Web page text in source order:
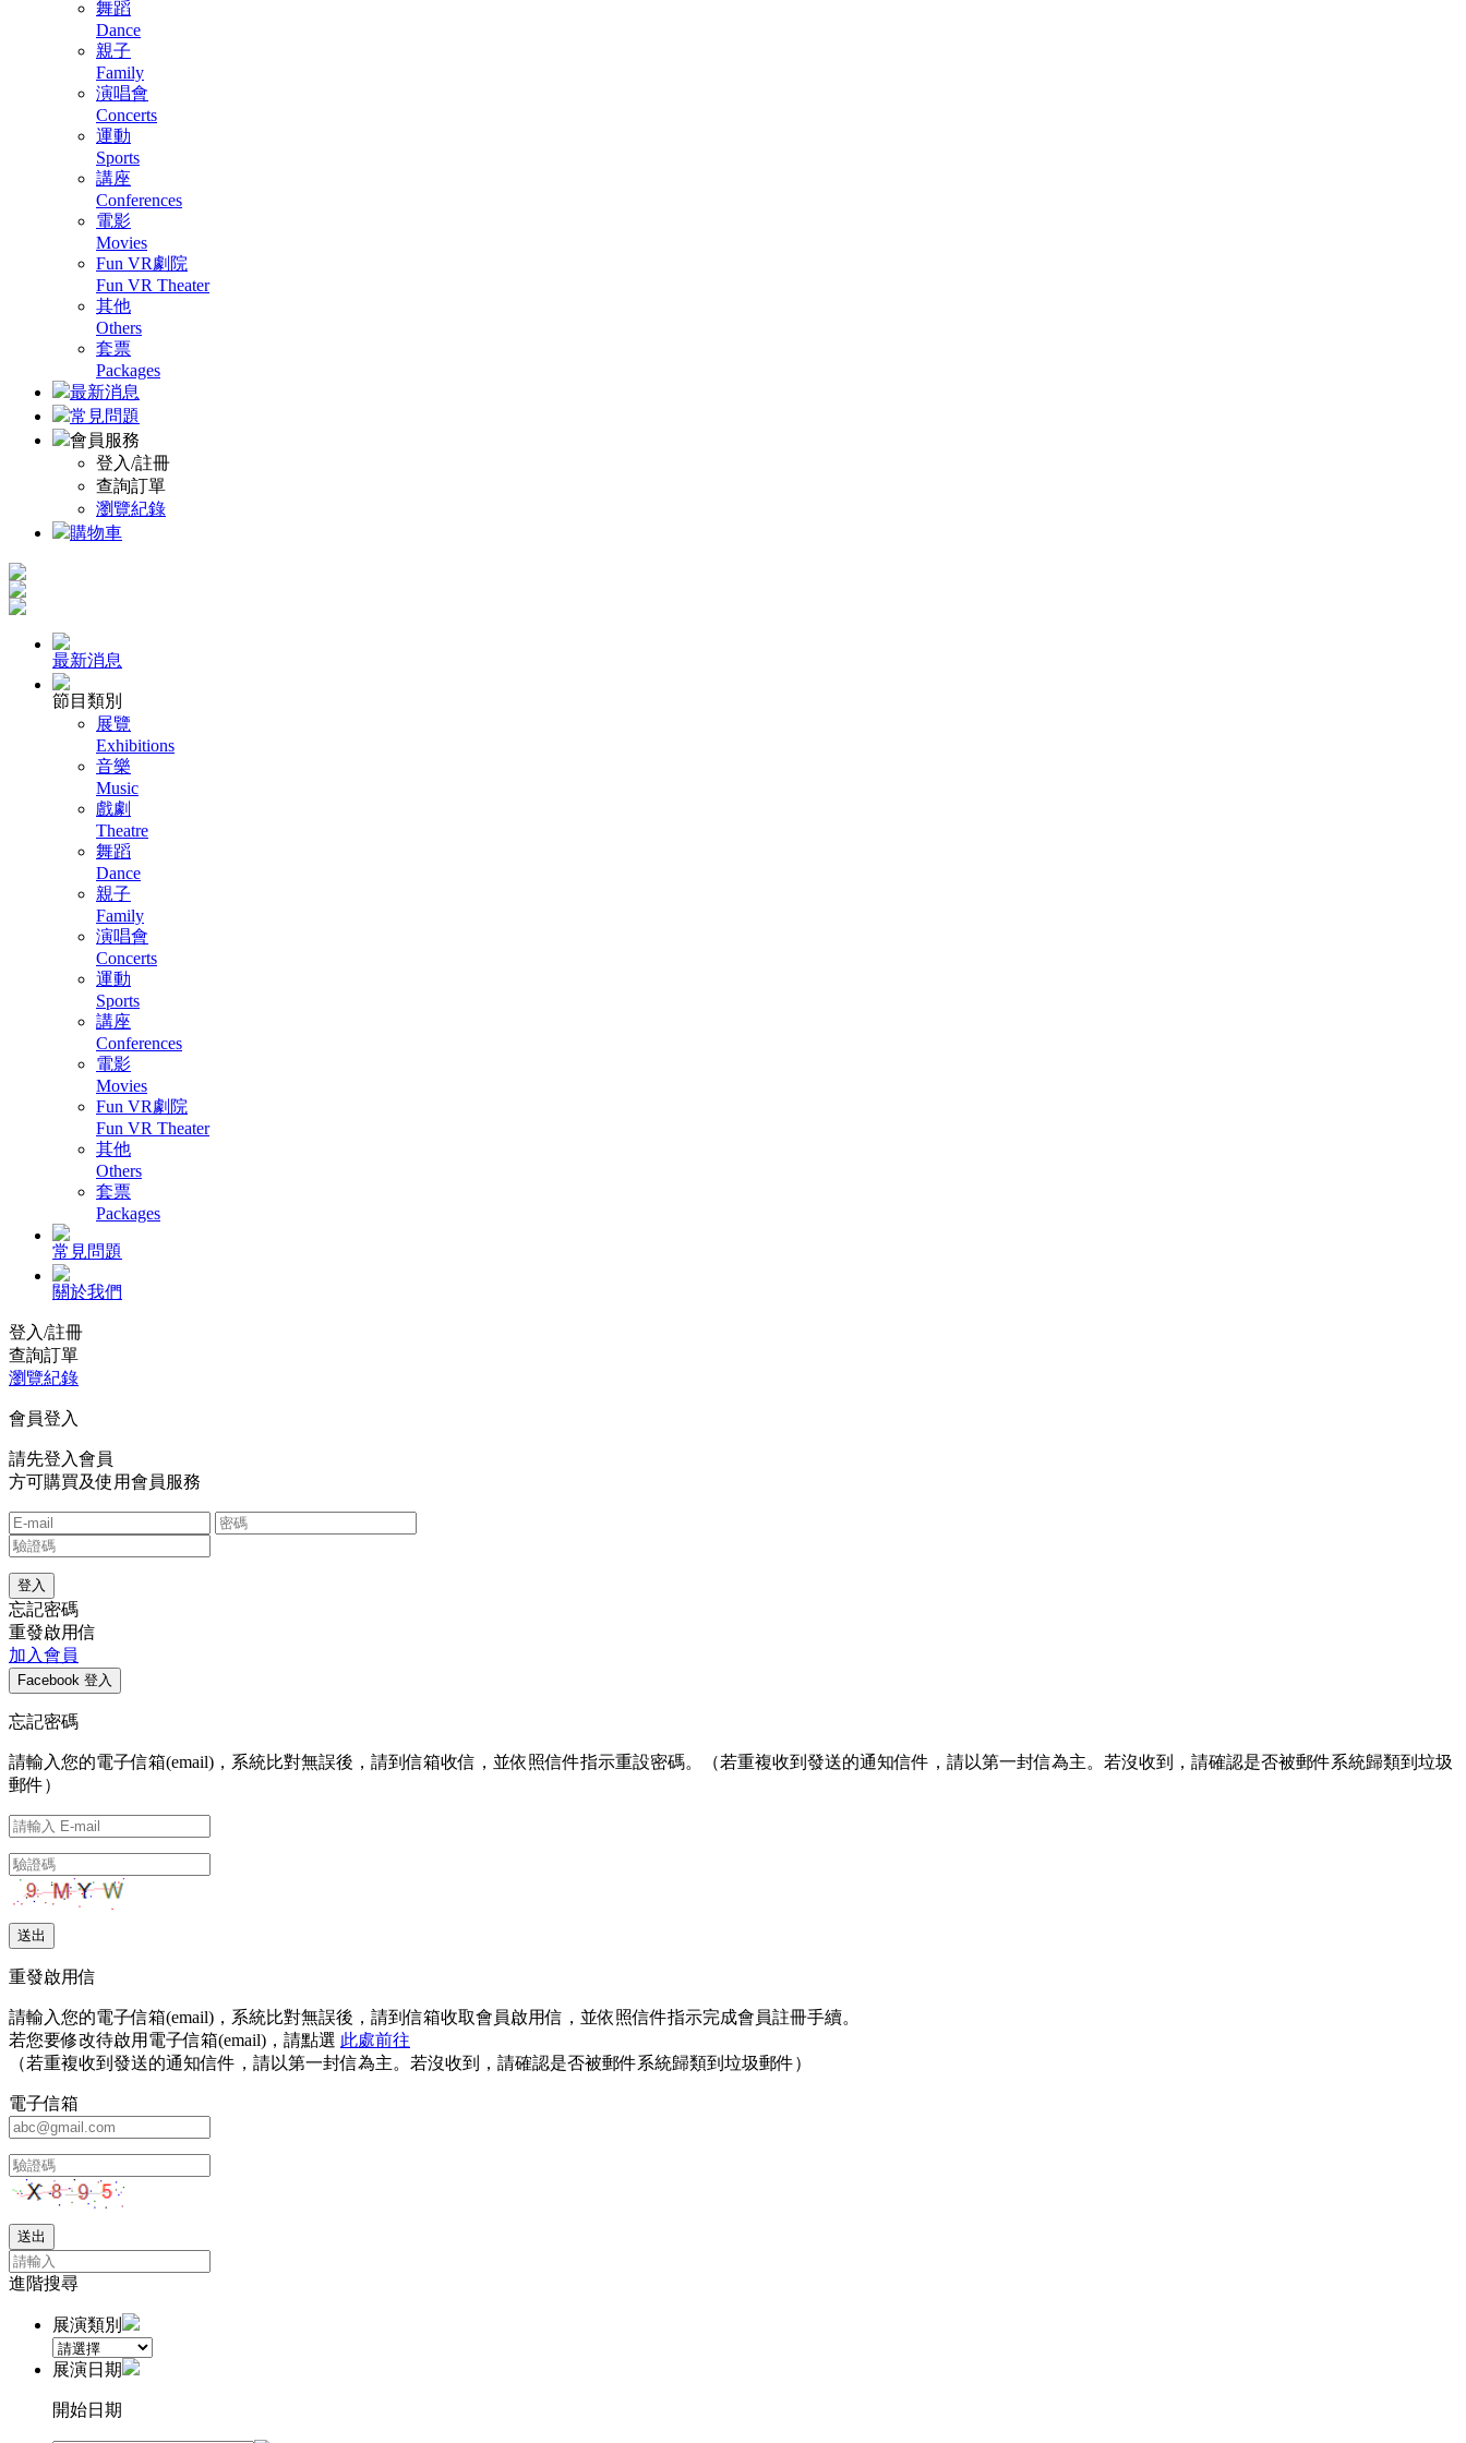
舞蹈
Dance
親子
Family
演唱會
Concerts
運動
Sports
講座
Conferences
電影
Movies
Fun VR劇院
Fun VR Theater
其他
Others
套票
Packages
最新消息
常見問題
會員服務
登入/註冊
查詢訂單
瀏覽紀錄
購物車
最新消息
節目類別
展覽
Exhibitions
音樂
Music
戲劇
Theatre
舞蹈
Dance
親子
Family
演唱會
Concerts
運動
Sports
講座
Conferences
電影
Movies
Fun VR劇院
Fun VR Theater
其他
Others
套票
Packages
常見問題
關於我們
登入/註冊
查詢訂單
瀏覽紀錄
會員登入
請先登入會員
方可購買及使用會員服務
忘記密碼
重發啟用信
加入會員
忘記密碼
請輸入您的電子信箱(email)，系統比對無誤後，請到信箱收信，並依照信件指示重設密碼。（若重複收到發送的通知信件，請以第一封信為主。若沒收到，請確認是否被郵件系統歸類到垃圾
郵件）
重發啟用信
請輸入您的電子信箱(email)，系統比對無誤後，請到信箱收取會員啟用信，並依照信件指示完成會員註冊手續。
若您要修改待啟用電子信箱(email)，請點選 此處前往
（若重複收到發送的通知信件，請以第一封信為主。若沒收到，請確認是否被郵件系統歸類到垃圾郵件）
電子信箱
進階搜尋
展演類別
展演日期
開始日期